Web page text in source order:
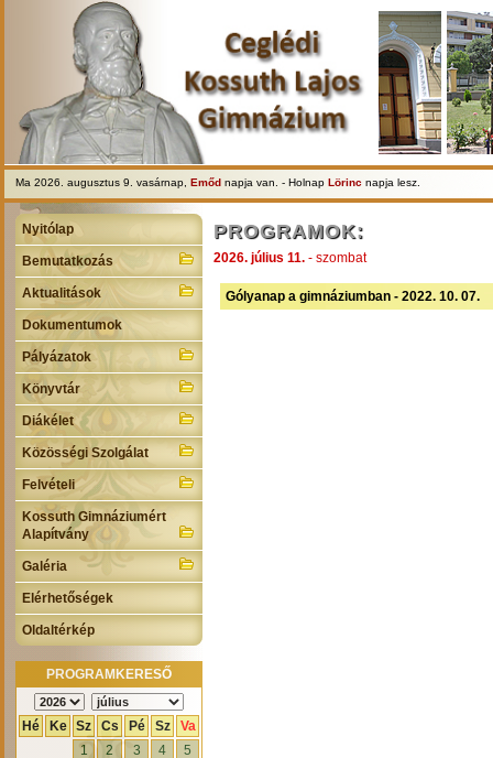
Ma 2026. augusztus 9. vasárnap, Emőd napja van. - Holnap Lörinc napja lesz.
Nyitólap
Bemutatkozás
Aktualitások
Dokumentumok
Pályázatok
Könyvtár
Diákélet
Közösségi Szolgálat
Felvételi
Kossuth Gimnáziumért
Alapítvány
Galéria
Elérhetőségek
Oldaltérkép
PROGRAMKERESŐ
Hé Ke Sz Cs Pé Sz
Va
1
2 3 4
5
PROGRAMOK:
2026. július 11. - szombat
Gólyanap a gimnáziumban - 2022. 10. 07.